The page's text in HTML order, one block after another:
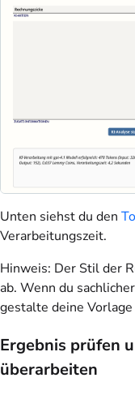
Unten siehst du den
Verarbeitungszeit.
Hinweis: Der Stil der
ab. Wenn du
gestalte deine
Ergebnis prüfen
überarbeiten